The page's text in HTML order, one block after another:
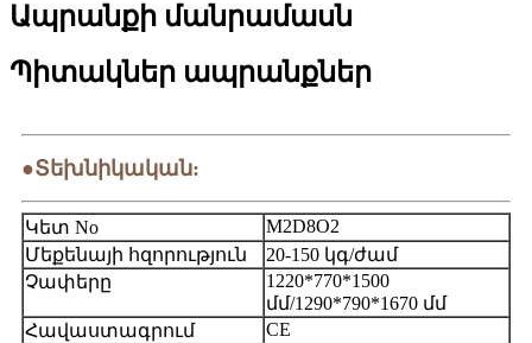
Ապրանքի մանրամասն
Պիտակներ ապրանքներ
●Տեխնիկական:
Կետ No
M2D8O2
Մեքենայի հզորություն
20-150 կգ/ժամ
Չափերը
1220*770*1500
մմ/1290*790*1670 մմ
Հավաստագրում
CE